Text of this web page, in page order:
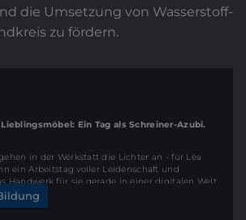
die Umsetzung von Wasserstoff-
zu fördern.
Ein Tag als Schreiner-Azubi.
in der Werkstatt die Lichter an - für Lea
ein Arbeitstag voller Leidenschaft und
Handwerk für sie gerade in einer digitalen Welt
und warum Schreinermeister Peter Beck
setzt, erfahrt ihr in unserem neuen Einblick